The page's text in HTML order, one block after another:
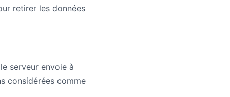
retirer les données
serveur envoie à
considérées comme